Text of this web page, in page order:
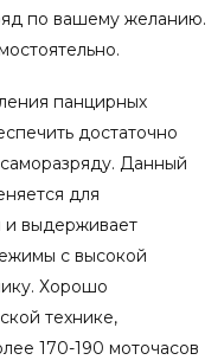
по вашему желанию.
панцирных
достаточно
Данный
для
и выдерживает
с высокой
Хорошо
технике,
170-190 моточасов